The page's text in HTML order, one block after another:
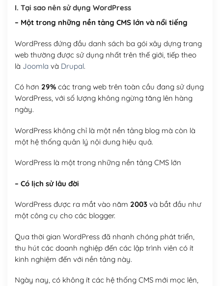
Hosting 5GB SSD (1 năm)
I. Tại sao nên sử dụng WordPress
– Một trong những nền tảng CMS lớn và nổi tiếng
WordPress đứng đầu danh sách ba gói xây dựng trang
web thường được sử dụng nhất trên thế giới, tiếp theo
là Joomla và Drupal.
Có hơn 29%các trang web trên toàn cầu đang sử dụng
WordPress, với số lượng không ngừng tăng lên hàng
ngày.
WordPress không chỉ là một nền tảng blog mà còn là
một hệ thống quản lý nội dung hiệu quả.
WordPress là một trong những nền tảng CMS lớn
– Có lịch sử lâu đời
WordPress được ra mắt vào năm 2003và bắt đầu như
một công cụ cho các blogger.
Qua thời gian WordPress đã nhanh chóng phát triển,
thu hút các doanh nghiệp đến các lập trình viên có ít
kinh nghiệm đến với nền tảng này.
Ngày nay, có không ít các hệ thống CMS mới mọc lên,